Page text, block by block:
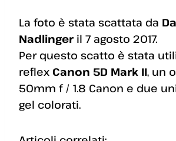
La foto è stata scattata da
Nadlinger il 7 agosto 2017.
Per questo scatto è stata
reflex Canon 5D Mark II, un
50mm f / 1.8 Canon e due
gel colorati.